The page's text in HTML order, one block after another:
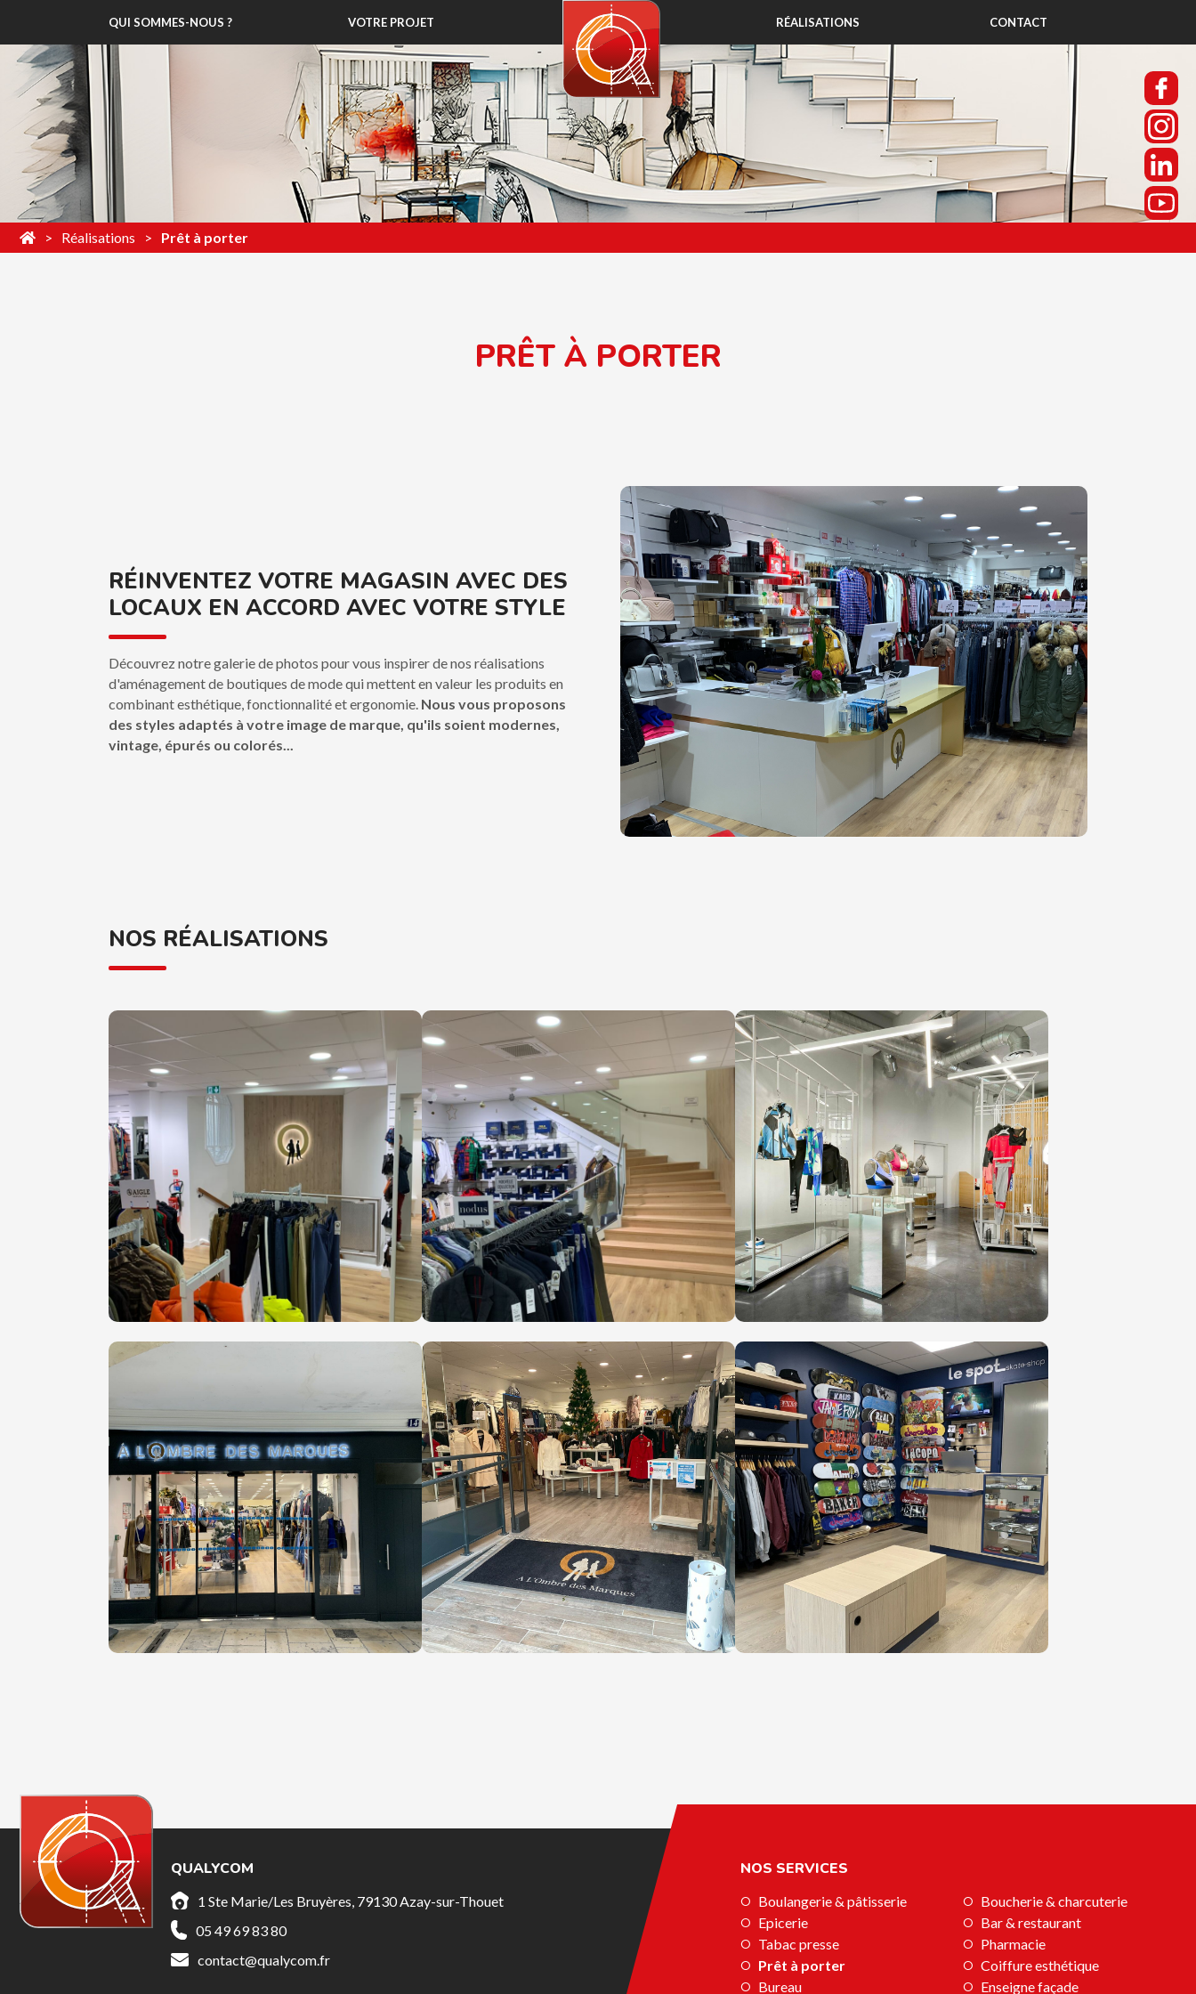
QUI SOMMES-NOUS ? VOTRE PROJET RÉALISATIONS CONTACT
Réalisations Prêt à porter
PRÊT À PORTER
RÉINVENTEZ VOTRE MAGASIN AVEC DES
LOCAUX EN ACCORD AVEC VOTRE STYLE
Découvrez notre galerie de photos pour vous inspirer de nos réalisations
d'aménagement de boutiques de mode qui mettent en valeur les produits en
combinant esthétique, fonctionnalité et ergonomie. Nous vous proposons
des styles adaptés à votre image de marque, qu'ils soient modernes,
vintage, épurés ou colorés...
NOS RÉALISATIONS
QUALYCOM
1 Ste Marie/Les Bruyères, 79130 Azay-sur-Thouet
05 49 69 83 80
contact@qualycom.fr
NOS SERVICES
Boulangerie & pâtisserie
Boucherie & charcuterie
Epicerie
Bar & restaurant
Tabac presse
Pharmacie
Prêt à porter
Coiffure esthétique
Bureau
Enseigne façade